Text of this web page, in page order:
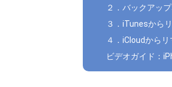
２．バックアッ
３．iTunesから
４．iCloudから
ビデオガイド：